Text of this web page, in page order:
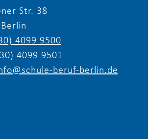
Str. 38
4099 9500
4099 9501
beruf-berlin.de